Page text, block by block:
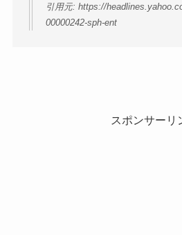
引用元: https://
00000242-sph-ent
スポンサーリ